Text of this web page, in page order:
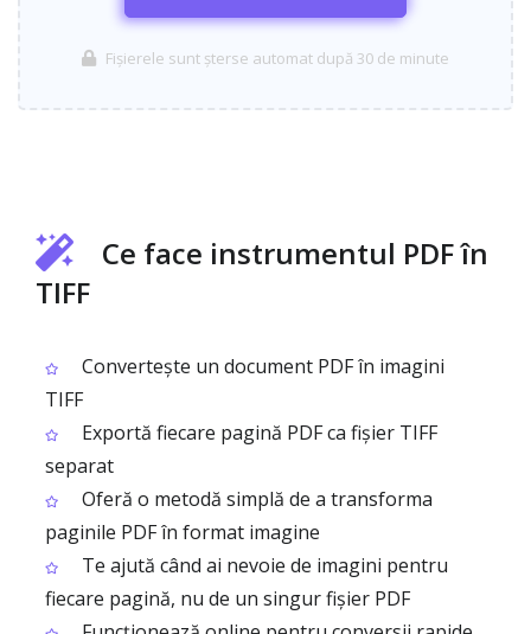
Fișierele sunt șterse automat după 30 de minute
Ce face instrumentul PDF în
TIFF
Convertește un document PDF în imagini
TIFF
Exportă fiecare pagină PDF ca fișier TIFF
separat
Oferă o metodă simplă de a transforma
paginile PDF în format imagine
Te ajută când ai nevoie de imagini pentru
fiecare pagină, nu de un singur fișier PDF